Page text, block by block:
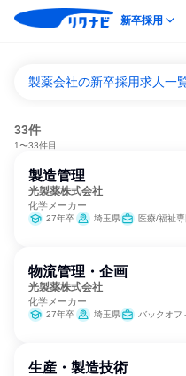
新卒採用
製薬会社の新卒採用求人一
33件
1〜33件目
製造管理
光製薬株式会社
化学メーカー
27年卒 埼玉県 医療/福祉
物流管理・企画
光製薬株式会社
化学メーカー
27年卒 埼玉県 バックオフィ
生産・製造技術